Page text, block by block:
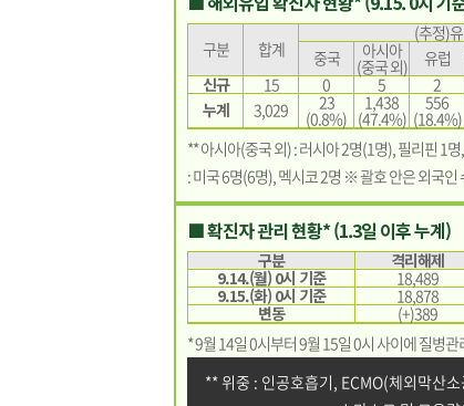
구분 합계
(추정)
중국
아시아
(중국 외) 유럽
신규
15 0 5 2
누계
3,029 23
(0.8%)
1,438
(47.4%)
556
(18.4%)
** 아시아(중국 외) : 러시아 2명(1명), 필리핀 1
: 미국 6명(6명), 멕시코 2명 ※ 괄호 안은 외국인
■ 확진자 관리 현황* (1.3일 이후 누계)
구분 격리해제
9.14.(월) 0시 기준
18,489
9.15.(화) 0시 기준
18,878
변동
(+)389
* 9월 14일 0시부터 9월 15일 0시 사이에 질병
** 위중 : 인공호흡기, ECMO(체외막산